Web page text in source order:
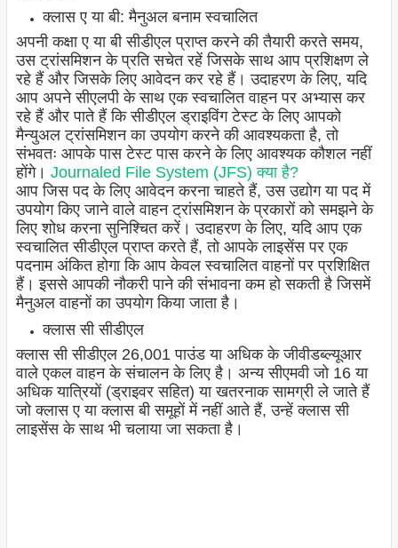
क्लास ए या बी: मैनुअल बनाम स्वचालित
अपनी कक्षा ए या बी सीडीएल प्राप्त करने की तैयारी करते समय,
उस ट्रांसमिशन के प्रति सचेत रहें जिसके साथ आप प्रशिक्षण ले
रहे हैं और जिसके लिए आवेदन कर रहे हैं। उदाहरण के लिए, यदि
आप अपने सीएलपी के साथ एक स्वचालित वाहन पर अभ्यास कर
रहे हैं और पाते हैं कि सीडीएल ड्राइविंग टेस्ट के लिए आपको
मैन्युअल ट्रांसमिशन का उपयोग करने की आवश्यकता है, तो
संभवतः आपके पास टेस्ट पास करने के लिए आवश्यक कौशल नहीं
होंगे। Journaled File System (JFS) क्या है?
आप जिस पद के लिए आवेदन करना चाहते हैं, उस उद्योग या पद में
उपयोग किए जाने वाले वाहन ट्रांसमिशन के प्रकारों को समझने के
लिए शोध करना सुनिश्चित करें। उदाहरण के लिए, यदि आप एक
स्वचालित सीडीएल प्राप्त करते हैं, तो आपके लाइसेंस पर एक
पदनाम अंकित होगा कि आप केवल स्वचालित वाहनों पर प्रशिक्षित
हैं। इससे आपकी नौकरी पाने की संभावना कम हो सकती है जिसमें
मैनुअल वाहनों का उपयोग किया जाता है।
क्लास सी सीडीएल
क्लास सी सीडीएल 26,001 पाउंड या अधिक के जीवीडब्ल्यूआर
वाले एकल वाहन के संचालन के लिए है। अन्य सीएमवी जो 16 या
अधिक यात्रियों (ड्राइवर सहित) या खतरनाक सामग्री ले जाते हैं
जो क्लास ए या क्लास बी समूहों में नहीं आते हैं, उन्हें क्लास सी
लाइसेंस के साथ भी चलाया जा सकता है।